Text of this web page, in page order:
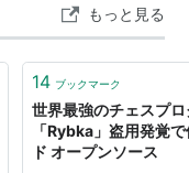
もっと見る
14 ブックマーク
世界最強のチェスプ
「Rybka」盗用発覚
ド オープンソース